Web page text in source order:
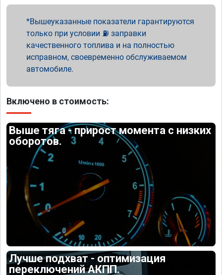
Вышеуказанные показатели гарантируются
только при условии ⛽ заправки
качественного топлива и на полностью
исправном, своевременно обслуживаемом
автомобиле.
Включено в стоимость:
Выше тяга - прирост момента с низких
оборотов.
Лучше подхват - оптимизация
переключений АКПП.